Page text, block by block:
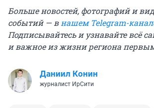
Больше новостей, фотографий и
событий — внашем Telegram-
Подписывайтесь и узнавайте всё
и важное из жизни региона
Даниил Конин
журналист ИрСити